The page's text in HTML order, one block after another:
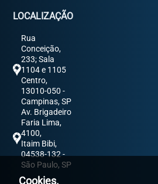
LOCALIZAÇÃO
Rua
Conceição,
233; Sala
1104 e 1105
Centro,
13010-050 -
Campinas, SP
Av. Brigadeiro
Faria Lima,
4100,
Itaim Bibi,
04538-132 -
São Paulo, SP
Cookies.